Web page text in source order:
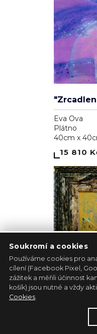
Eva Ova
Plátno
40cm x
15 810
Pavol
Jiný podklad
Soukromí a cookies
Používáme cookies pro
cílení (Facebook Pixel,
zážitek a měřili účinnost
košík) jsou nutné a vždy
Cookies.